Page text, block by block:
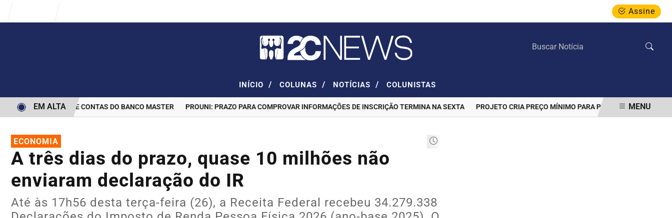
Assine
INÍCIO / COLUNAS / NOTÍCIAS / COLUNISTAS
BLOQUEIO DE CONTAS DO BANCO MASTER PROUNI: PRAZO PARA COMPROVAR INFORMAÇÕES DE INSCRIÇÃO TERMINA NA SEXTA PROJETO CRIA PREÇO MÍNIMO PARA PROTEGER PRODUTORES
EM ALTA MENU
ECONOMIA
A três dias do prazo, quase 10 milhões não
enviaram declaração do IR
Até às 17h56 desta terça-feira (26), a Receita Federal recebeu 34.279.338